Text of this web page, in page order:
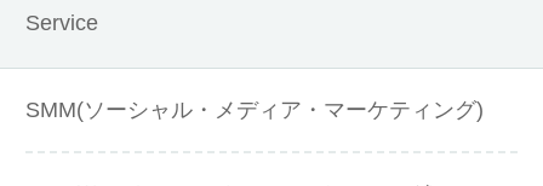
Service
SMM(ソーシャル・メディア・マーケティング)